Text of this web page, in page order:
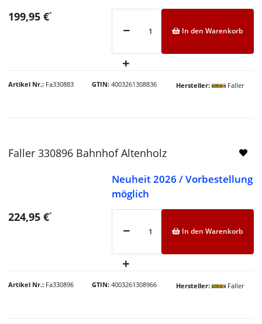
Artikel Nr. Fa330883 GTIN 4003261308836 Hersteller Faller
199,95 €*
In den Warenkorb
Faller 330896 Bahnhof Altenholz
Neuheit 2026 / Vorbestellung
möglich
Artikel Nr. Fa330896 GTIN 4003261308966 Hersteller Faller
224,95 €*
In den Warenkorb